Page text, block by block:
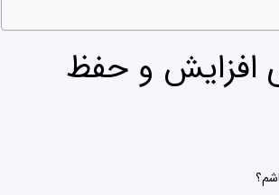
برای افزایش و حفظ